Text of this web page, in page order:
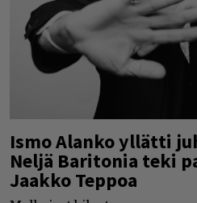
Ismo Alanko yllätti
Neljä Baritonia teki
Jaakko Teppoa